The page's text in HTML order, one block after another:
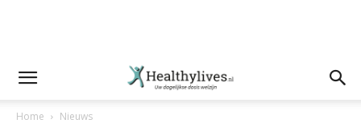
Home Nieuws